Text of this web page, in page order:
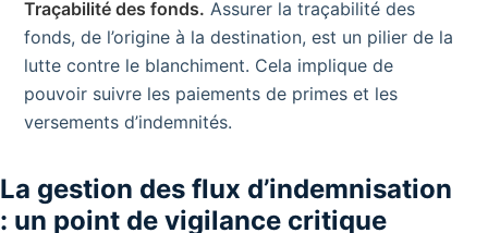
Traçabilité des fonds. Assurer la traçabilité des
fonds, de l’origine à la destination, est un pilier de la
lutte contre le blanchiment. Cela implique de
pouvoir suivre les paiements de primes et les
versements d’indemnités.
La gestion des flux d’indemnisation
: un point de vigilance critique